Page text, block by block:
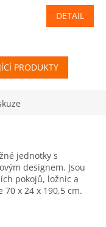
DETAIL
PRODUKTY
jednotky s
designem. Jsou
pokojů, ložnic a
x 24 x 190,5 cm.